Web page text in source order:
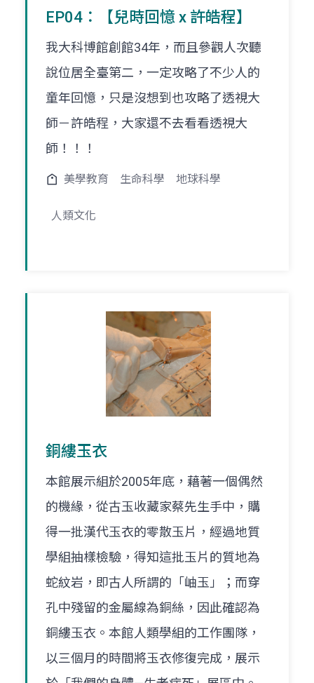
EP04：【兒時回憶 x 許皓程】
我大科博館創館34年，而且參觀人次聽
說位居全臺第二，一定攻略了不少人的
童年回憶，只是沒想到也攻略了透視大
師－許皓程，大家還不去看看透視大
師！！！
美學教育 生命科學 地球科學
人類文化
銅縷玉衣
本館展示組於2005年底，藉著一個偶然
的機緣，從古玉收藏家蔡先生手中，購
得一批漢代玉衣的零散玉片，經過地質
學組抽樣檢驗，得知這批玉片的質地為
蛇紋岩，即古人所謂的「岫玉」；而穿
孔中殘留的金屬線為銅絲，因此確認為
銅縷玉衣。本館人類學組的工作團隊，
以三個月的時間將玉衣修復完成，展示